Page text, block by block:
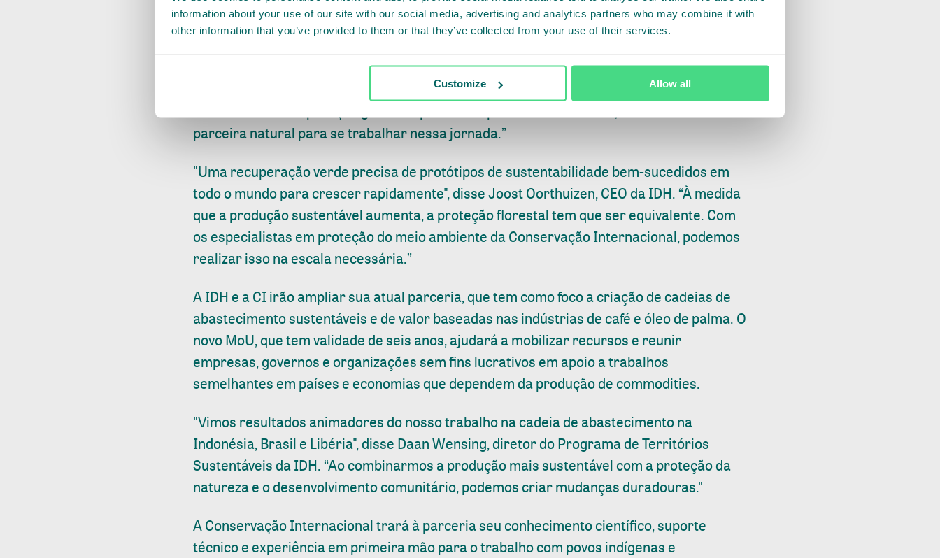
information about your use of our site with our social media, advertising and analytics partners who may combine it with
other information that you’ve provided to them or that they’ve collected from your use of their services.
Customize Allow all
ambiente e as pessoas. Temos que mudar nosso relacionamento com a natureza e torná-
economia saudável”, disse o Dr. M. Sanjayan, CEO da Conservation International. “Será
preciso um trabalho conjunto de reconstrução após os devastadores efeitos da COVID-
parceira natural para se trabalhar nessa jornada.”
"Uma recuperação verde precisa de protótipos de sustentabilidade bem-sucedidos em
todo o mundo para crescer rapidamente", disse Joost Oorthuizen, CEO da IDH. “À medida
que a produção sustentável aumenta, a proteção florestal tem que ser equivalente. Com
os especialistas em proteção do meio ambiente da Conservação Internacional, podemos
realizar isso na escala necessária.”
A IDH e a CI irão ampliar sua atual parceria, que tem como foco a criação de cadeias de
abastecimento sustentáveis e de valor baseadas nas indústrias de café e óleo de palma. O
novo MoU, que tem validade de seis anos, ajudará a mobilizar recursos e reunir
empresas, governos e organizações sem fins lucrativos em apoio a trabalhos
semelhantes em países e economias que dependem da produção de commodities.
"Vimos resultados animadores do nosso trabalho na cadeia de abastecimento na
Indonésia, Brasil e Libéria", disse Daan Wensing, diretor do Programa de Territórios
Sustentáveis da IDH. “Ao combinarmos a produção mais sustentável com a proteção da
natureza e o desenvolvimento comunitário, podemos criar mudanças duradouras."
A Conservação Internacional trará à parceria seu conhecimento científico, suporte
técnico e experiência em primeira mão para o trabalho com povos indígenas e